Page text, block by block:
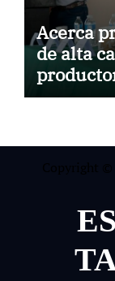
Acerca
de alta